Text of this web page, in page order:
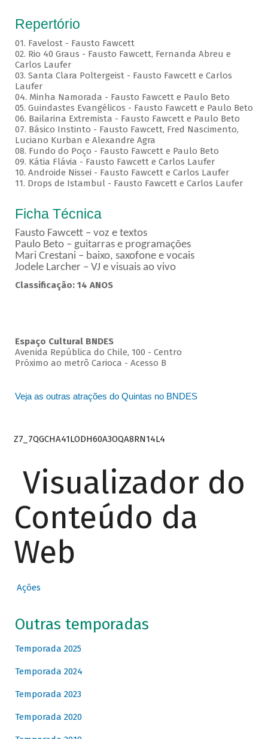
Repertório
01. Favelost - Fausto Fawcett
02. Rio 40 Graus - Fausto Fawcett, Fernanda Abreu e
Carlos Laufer
03. Santa Clara Poltergeist - Fausto Fawcett e Carlos
Laufer
04. Minha Namorada - Fausto Fawcett e Paulo Beto
05. Guindastes Evangélicos - Fausto Fawcett e Paulo Beto
06. Bailarina Extremista - Fausto Fawcett e Paulo Beto
07. Básico Instinto - Fausto Fawcett, Fred Nascimento,
Luciano Kurban e Alexandre Agra
08. Fundo do Poço - Fausto Fawcett e Paulo Beto
09. Kátia Flávia - Fausto Fawcett e Carlos Laufer
10. Androide Nissei - Fausto Fawcett e Carlos Laufer
11. Drops de Istambul - Fausto Fawcett e Carlos Laufer
Ficha Técnica
Fausto Fawcett – voz e textos
Paulo Beto – guitarras e programações
Mari Crestani – baixo, saxofone e vocais
Jodele Larcher – VJ e visuais ao vivo
Classificação: 14 ANOS
Espaço Cultural BNDES
Avenida República do Chile, 100 - Centro
Próximo ao metrô Carioca - Acesso B
Veja as outras atrações do Quintas no BNDES
Z7_7QGCHA41LODH60A3OQA8RN14L4
Visualizador do
Conteúdo da
Web
Ações
Outras temporadas
Temporada 2025
Temporada 2024
Temporada 2023
Temporada 2020